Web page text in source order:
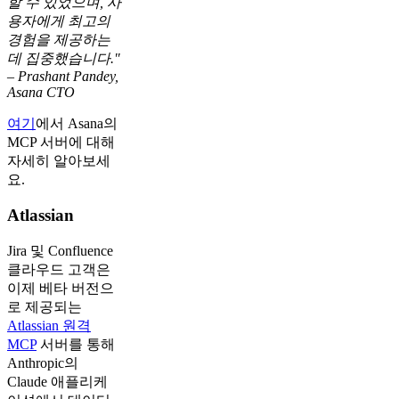
용자에게 최고의
경험을 제공하는
데 집중했습니다."
– Prashant Pandey,
Asana CTO
여기 에서 Asana의
MCP 서버에 대해
자세히 알아보세
요.
Atlassian
Jira 및 Confluence
클라우드 고객은
이제 베타 버전으
로 제공되는
Atlassian 원격
MCP서버를 통해
Anthropic의
Claude 애플리케